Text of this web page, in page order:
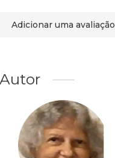
Adicionar uma avaliação